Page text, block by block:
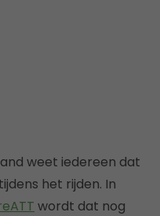
weet iedereen dat
het rijden. In
wordt dat nog